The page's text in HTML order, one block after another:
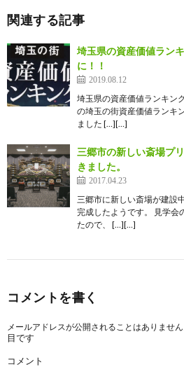
関連する記事
埼玉県の資産価値ラン
に！！
2019.08.12
埼玉県の資産価値ランキン
の埼玉の街資産価値ランキ
ました […][…]
三郷市の新しい斎場プ
きました。
2017.04.23
三郷市に新しい斎場が建設
完成したようです。 見学会
たので、 […][…]
コメントを書く
メールアドレスが公開されることはありません
目です
コメント